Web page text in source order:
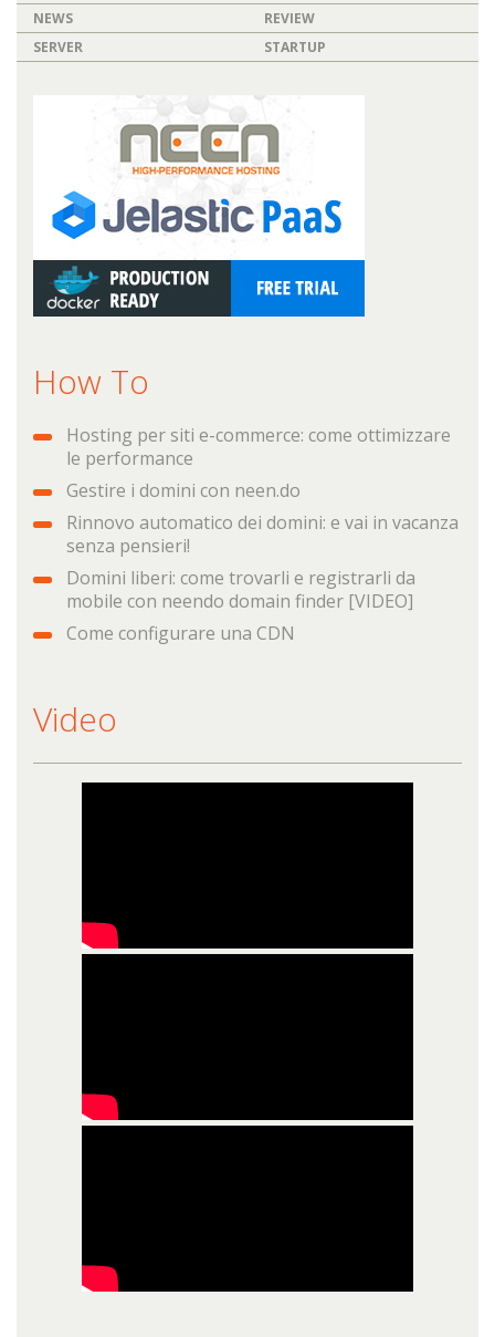
NEWS
REVIEW
SERVER
STARTUP
How To
Hosting per siti e-commerce: come ottimizzare
le performance
Gestire i domini con neen.do
Rinnovo automatico dei domini: e vai in vacanza
senza pensieri!
Domini liberi: come trovarli e registrarli da
mobile con neendo domain finder [VIDEO]
Come configurare una CDN
Video